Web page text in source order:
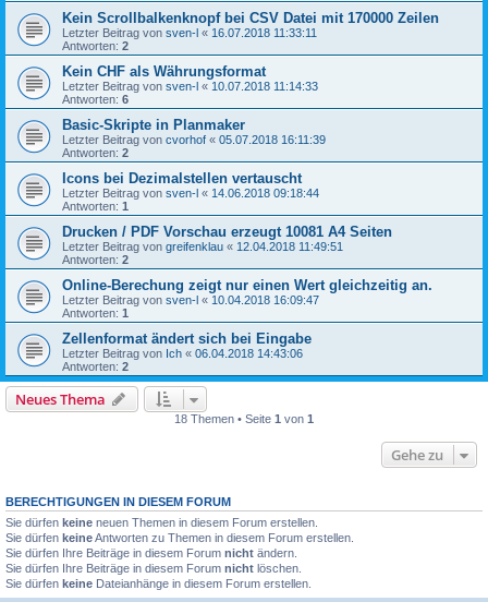
Kein Scrollbalkenknopf bei CSV Datei mit 170000 Zeilen
Letzter Beitrag von sven-l « 16.07.2018 11:33:11
Antworten: 2
Kein CHF als Währungsformat
Letzter Beitrag von sven-l « 10.07.2018 11:14:33
Antworten: 6
Basic-Skripte in Planmaker
Letzter Beitrag von cvorhof « 05.07.2018 16:11:39
Antworten: 2
Icons bei Dezimalstellen vertauscht
Letzter Beitrag von sven-l « 14.06.2018 09:18:44
Antworten: 1
Drucken / PDF Vorschau erzeugt 10081 A4 Seiten
Letzter Beitrag von greifenklau « 12.04.2018 11:49:51
Antworten: 2
Online-Berechung zeigt nur einen Wert gleichzeitig an.
Letzter Beitrag von sven-l « 10.04.2018 16:09:47
Antworten: 1
Zellenformat ändert sich bei Eingabe
Letzter Beitrag von Ich « 06.04.2018 14:43:06
Antworten: 2
Neues Thema
18 Themen • Seite 1 von 1
Gehe zu
BERECHTIGUNGEN IN DIESEM FORUM
Sie dürfen keine neuen Themen in diesem Forum erstellen.
Sie dürfen keineAntworten zu Themen in diesem Forum erstellen.
Sie dürfen Ihre Beiträge in diesem Forum nicht ändern.
Sie dürfen Ihre Beiträge in diesem Forum nicht löschen.
Sie dürfen keine Dateianhänge in diesem Forum erstellen.